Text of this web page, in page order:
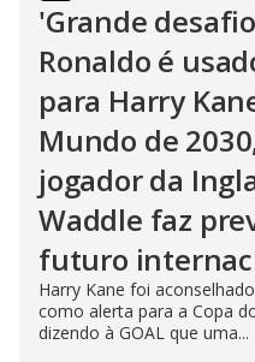
'Grande
Ronaldo é
para Harry
Mundo de
jogador da
Waddle faz
futuro
Harry Kane foi
como alerta para a Copa
dizendo à GOAL que uma...